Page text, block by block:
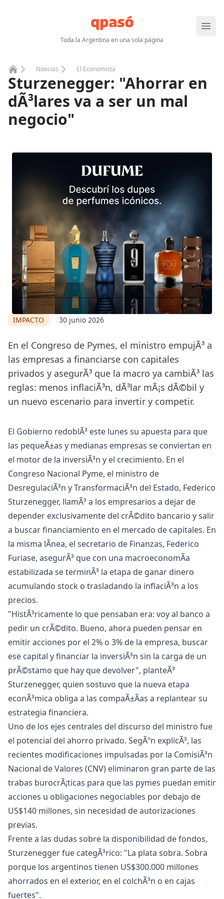
Toda la Argentina en una sola página
Abrir
Home
Noticias El Economista
Sturzenegger: "Ahorrar en
dÃ³lares va a ser un mal
negocio"
IMPACTO 30 junio 2026
En el Congreso de Pymes, el ministro empujÃ³ a
las empresas a financiarse con capitales
privados y asegurÃ³ que la macro ya cambiÃ³ las
reglas: menos inflaciÃ³n, dÃ³lar mÃ¡s dÃ©bil y
un nuevo escenario para invertir y competir.
El Gobierno redoblÃ³ este lunes su apuesta para que
las pequeÃ±as y medianas empresas se conviertan en
el motor de la inversiÃ³n y el crecimiento. En el
Congreso Nacional Pyme, el ministro de
DesregulaciÃ³n y TransformaciÃ³n del Estado, Federico
Sturzenegger, llamÃ³ a los empresarios a dejar de
depender exclusivamente del crÃ©dito bancario y salir
a buscar financiamiento en el mercado de capitales. En
la misma lÃ­nea, el secretario de Finanzas, Federico
Furiase, asegurÃ³ que con una macroeconomÃ­a
estabilizada se terminÃ³ la etapa de ganar dinero
acumulando stock o trasladando la inflaciÃ³n a los
precios.
"HistÃ³ricamente lo que pensaban era: voy al banco a
pedir un crÃ©dito. Bueno, ahora pueden pensar en
emitir acciones por el 2% o 3% de la empresa, buscar
ese capital y financiar la inversiÃ³n sin la carga de un
prÃ©stamo que hay que devolver", planteÃ³
Sturzenegger, quien sostuvo que la nueva etapa
econÃ³mica obliga a las compaÃ±Ã­as a replantear su
estrategia financiera.
Uno de los ejes centrales del discurso del ministro fue
el potencial del ahorro privado. SegÃºn explicÃ³, las
recientes modificaciones impulsadas por la ComisiÃ³n
Nacional de Valores (CNV) eliminaron gran parte de las
trabas burocrÃ¡ticas para que las pymes puedan emitir
acciones u obligaciones negociables por debajo de
US$140 millones, sin necesidad de autorizaciones
previas.
Frente a las dudas sobre la disponibilidad de fondos,
Sturzenegger fue categÃ³rico: "La plata sobra. Sobra
porque los argentinos tienen US$300.000 millones
ahorrados en el exterior, en el colchÃ³n o en cajas
fuertes".